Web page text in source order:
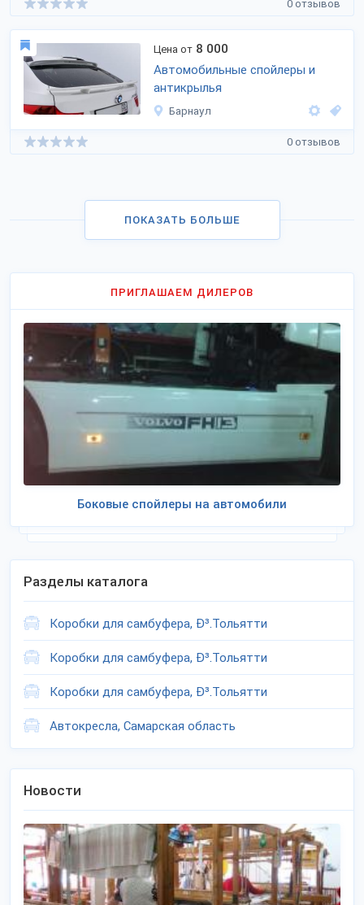
0 отзывов
Цена от 8 000
Автомобильные спойлеры и
антикрылья
Барнаул
0 отзывов
ПОКАЗАТЬ БОЛЬШЕ
ПРИГЛАШАЕМ ДИЛЕРОВ
Боковые спойлеры на автомобили
Разделы каталога
Коробки для самбуфера, Ð³.Тольятти
Коробки для самбуфера, Ð³.Тольятти
Коробки для самбуфера, Ð³.Тольятти
Автокресла, Самарская область
Новости